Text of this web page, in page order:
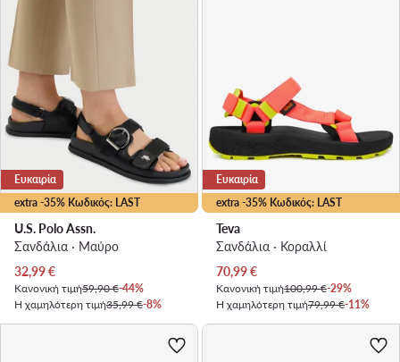
extra -35% Κωδικός: LAST
Ευκαιρία
U.S. Polo Assn.
Σανδάλια · Μαύρο
Τρέχουσα τιμή
32,99€
Κανονική τιμή59,90 €-44%
Η χαμηλότερη τιμή35,99 €-8%
extra -35% Κωδικός: LAST
Ευκαιρία
Teva
Σανδάλια · Κοραλλί
Τρέχουσα τιμή
70,99€
Κανονική τιμή100,99 €-29%
Η χαμηλότερη τιμή79,99 €-11%